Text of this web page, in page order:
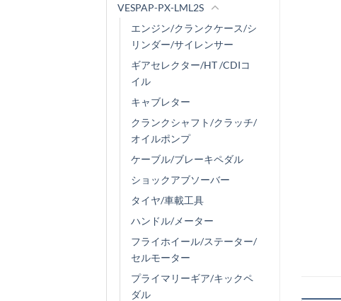
VESPAP-PX-LML2S
エンジン/クランクケース/シ
リンダー/サイレンサー
ギアセレクター/HT /CDIコ
イル
キャブレター
クランクシャフト/クラッチ/
オイルポンプ
ケーブル/ブレーキペダル
ショックアブソーバー
タイヤ/車載工具
ハンドル/メーター
フライホイール/ステーター/
セルモーター
プライマリーギア/キックペ
ダル